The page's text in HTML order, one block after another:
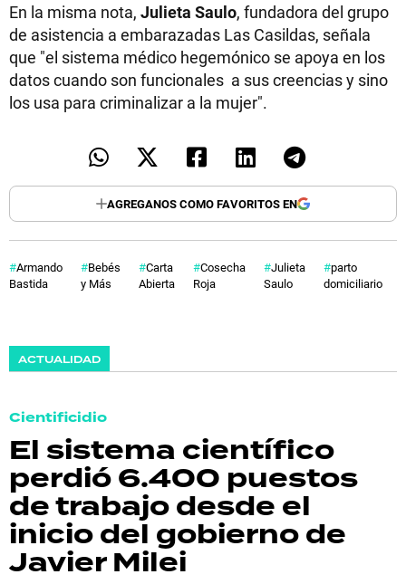
En la misma nota, Julieta Saulo, fundadora del grupo
de asistencia a embarazadas Las Casildas, señala
que "el sistema médico hegemónico se apoya en los
datos cuando son funcionales a sus creencias y sino
los usa para criminalizar a la mujer".
AGREGANOS COMO FAVORITOS EN
Armando
Bastida
Bebés
y Más
Carta
Abierta
Cosecha
Roja
Julieta
Saulo
parto
domiciliario
ACTUALIDAD
Cientificidio
El sistema científico
perdió 6.400 puestos
de trabajo desde el
inicio del gobierno de
Javier Milei